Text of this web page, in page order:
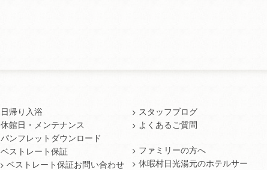
日帰り入浴
休館日・メンテナンス
パンフレットダウンロード
ベストレート保証
ベストレート保証お問い合わせ
スタッフブログ
よくあるご質問
ファミリーの方へ
休暇村日光湯元のホテルサー